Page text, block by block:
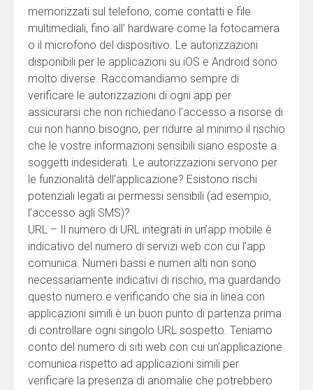
memorizzati sul telefono, come contatti e file
multimediali, fino all’ hardware come la fotocamera
o il microfono del dispositivo. Le autorizzazioni
disponibili per le applicazioni su iOS e Android sono
molto diverse. Raccomandiamo sempre di
verificare le autorizzazioni di ogni app per
assicurarsi che non richiedano l’accesso a risorse di
cui non hanno bisogno, per ridurre al minimo il rischio
che le vostre informazioni sensibili siano esposte a
soggetti indesiderati. Le autorizzazioni servono per
le funzionalità dell’applicazione? Esistono rischi
potenziali legati ai permessi sensibili (ad esempio,
l’accesso agli SMS)?
URL – Il numero di URL integrati in un’app mobile è
indicativo del numero di servizi web con cui l’app
comunica. Numeri bassi e numeri alti non sono
necessariamente indicativi di rischio, ma guardando
questo numero e verificando che sia in linea con
applicazioni simili è un buon punto di partenza prima
di controllare ogni singolo URL sospetto. Teniamo
conto del numero di siti web con cui un’applicazione
comunica rispetto ad applicazioni simili per
verificare la presenza di anomalie che potrebbero